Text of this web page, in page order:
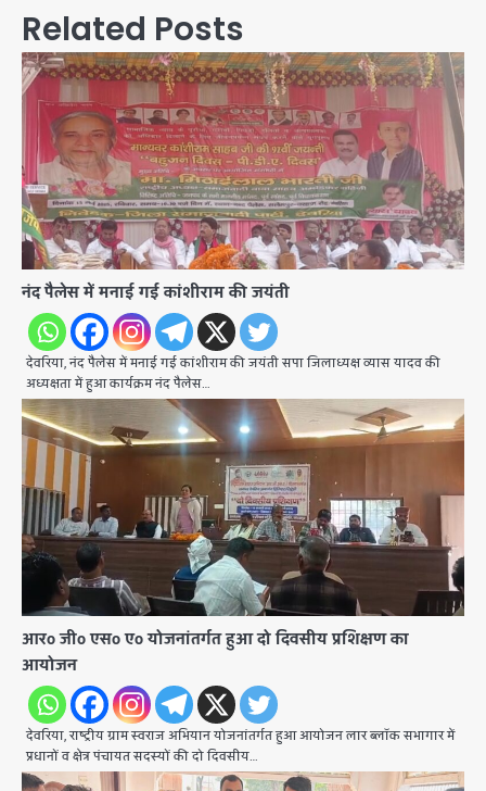
Related Posts
नंद पैलेस में मनाई गई कांशीराम की जयंती
देवरिया, नंद पैलेस में मनाई गई कांशीराम की जयंती सपा जिलाध्यक्ष व्यास यादव की
अध्यक्षता में हुआ कार्यक्रम नंद पैलेस…
आरo जीo एसo एo योजनांतर्गत हुआ दो दिवसीय प्रशिक्षण का
आयोजन
देवरिया, राष्ट्रीय ग्राम स्वराज अभियान योजनांतर्गत हुआ आयोजन लार ब्लॉक सभागार में
प्रधानों व क्षेत्र पंचायत सदस्यों की दो दिवसीय…